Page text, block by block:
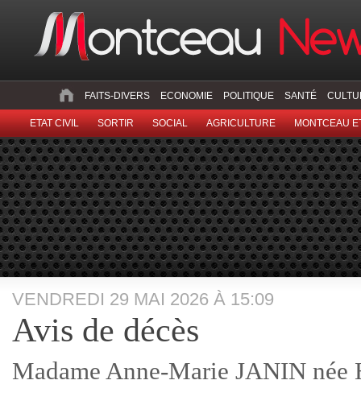
FAITS-DIVERS ECONOMIE POLITIQUE SANTÉ
ETAT CIVIL SORTIR SOCIAL AGRICULTURE MONTCEAU
VENDREDI 29 MAI 2026 À 15:09
Avis de décès
Madame Anne-Marie JANIN née